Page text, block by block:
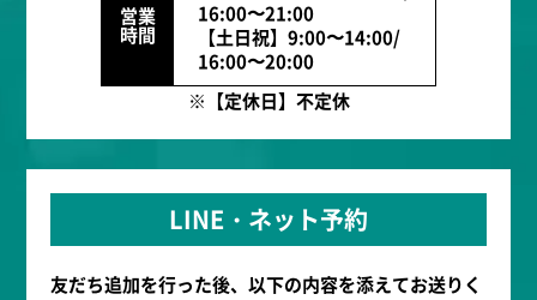
営業
時間
16:00〜21:00
【土日祝】9:00〜14:00/
16:00〜20:00
※【定休日】不定休
LINE・ネット予約
友だち追加を行った後、以下の内容を添えてお送りく